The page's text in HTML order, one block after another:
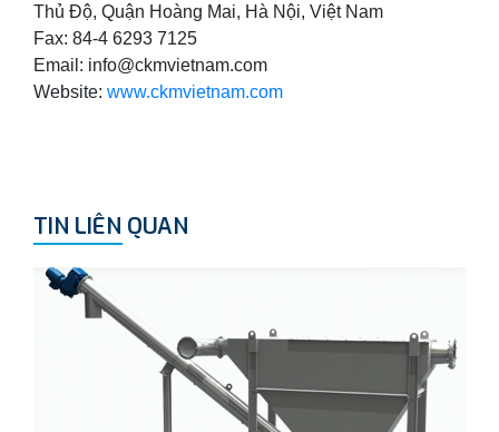
Thủ Độ, Quận Hoàng Mai, Hà Nội, Việt Nam
Fax: 84-4 6293 7125
Email: info@ckmvietnam.com
Website: www.ckmvietnam.com
TIN LIÊN QUAN